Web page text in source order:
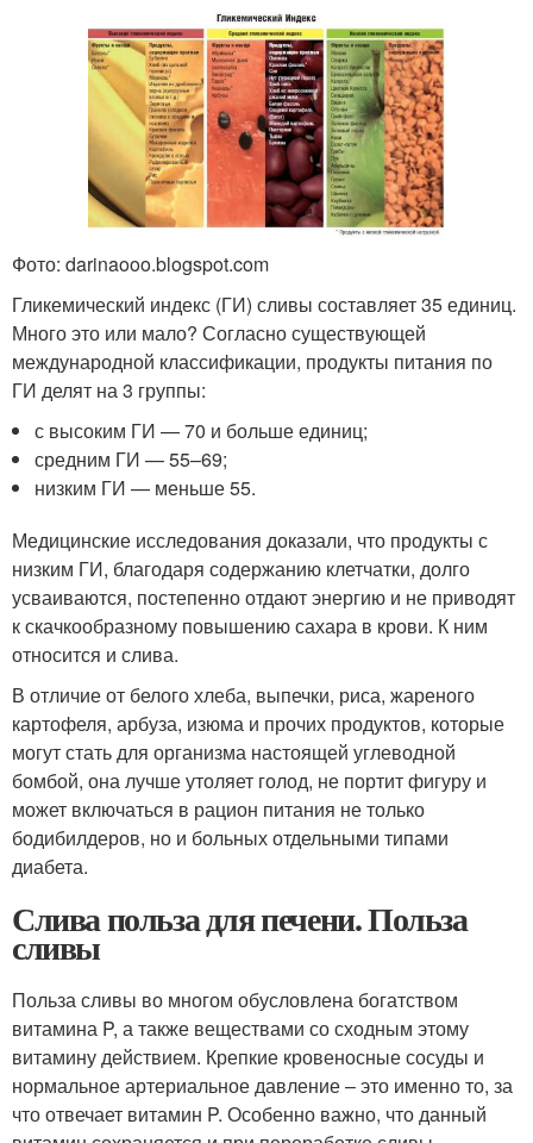
Фото: darinaooo.blogspot.com
Гликемический индекс (ГИ) сливы составляет 35 единиц.
Много это или мало? Согласно существующей
международной классификации, продукты питания по
ГИ делят на 3 группы:
с высоким ГИ — 70 и больше единиц;
средним ГИ — 55–69;
низким ГИ — меньше 55.
Медицинские исследования доказали, что продукты с
низким ГИ, благодаря содержанию клетчатки, долго
усваиваются, постепенно отдают энергию и не приводят
к скачкообразному повышению сахара в крови. К ним
относится и слива.
В отличие от белого хлеба, выпечки, риса, жареного
картофеля, арбуза, изюма и прочих продуктов, которые
могут стать для организма настоящей углеводной
бомбой, она лучше утоляет голод, не портит фигуру и
может включаться в рацион питания не только
бодибилдеров, но и больных отдельными типами
диабета.
Слива польза для печени. Польза
сливы
Польза сливы во многом обусловлена богатством
витамина P, а также веществами со сходным этому
витамину действием. Крепкие кровеносные сосуды и
нормальное артериальное давление – это именно то, за
что отвечает витамин P. Особенно важно, что данный